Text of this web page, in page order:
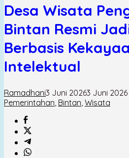
Desa Wisata
Bintan Resmi
Berbasis
Intelektual
Ramadhani3 Juni 20263 Juni 2026
Pemerintahan Bintan Wisata